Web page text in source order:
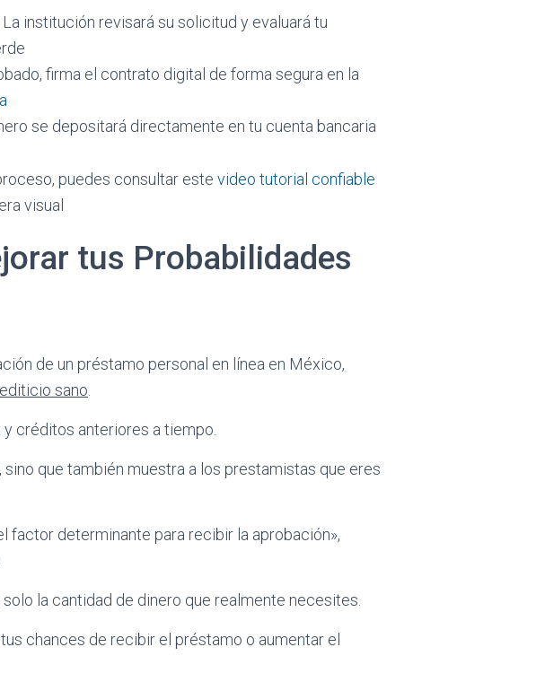
La institución revisará su solicitud y evaluará tu
firma el contrato digital de forma segura en la
se depositará directamente en tu cuenta bancaria
puedes consultar este video tutorial confiable
visual
tus Probabilidades
de un préstamo personal en línea en México,
sano
créditos anteriores a tiempo.
que también muestra a los prestamistas que eres
factor determinante para recibir la aprobación»,
la cantidad de dinero que realmente necesites.
chances de recibir el préstamo o aumentar el